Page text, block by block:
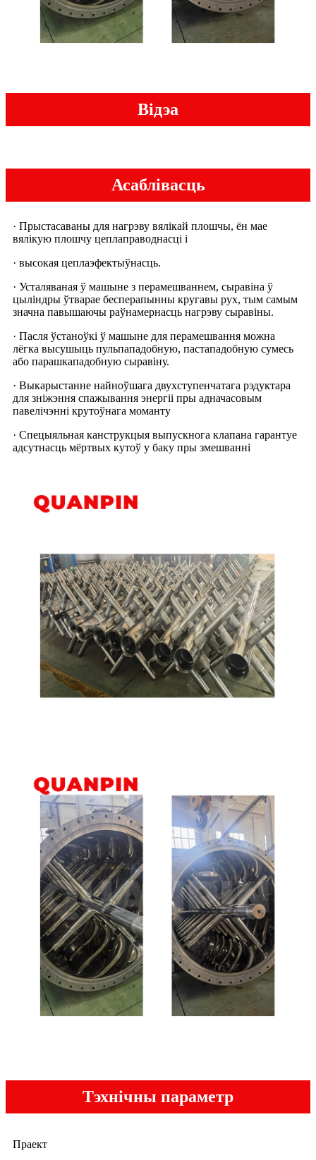
Відэа
Асаблівасць
· Прыстасаваны для нагрэву вялікай плошчы, ён мае
вялікую плошчу цеплаправоднасці і
· высокая цеплаэфектыўнасць.
· Усталяваная ў машыне з перамешваннем, сыравіна ў
цыліндры ўтварае бесперапынны кругавы рух, тым самым
значна павышаючы раўнамернасць нагрэву сыравіны.
· Пасля ўстаноўкі ў машыне для перамешвання можна
лёгка высушыць пульпападобную, пастападобную сумесь
або парашкападобную сыравіну.
· Выкарыстанне найноўшага двухступенчатага рэдуктара
для зніжэння спажывання энергіі пры адначасовым
павелічэнні крутоўнага моманту
· Спецыяльная канструкцыя выпускнога клапана гарантуе
адсутнасць мёртвых кутоў у баку пры змешванні
Тэхнічны параметр
Праект